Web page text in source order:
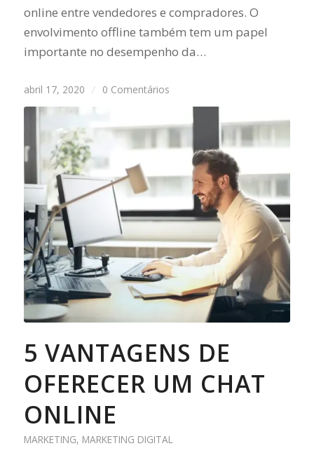
online entre vendedores e compradores. O
envolvimento offline também tem um papel
importante no desempenho da…
abril 17, 2020 / 0 Comentários
5 VANTAGENS DE
OFERECER UM CHAT
ONLINE
MARKETING, MARKETING DIGITAL